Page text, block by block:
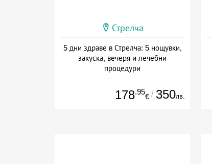
Стрелча
5 дни здраве в Стрелча: 5 нощувки,
закуска, вечеря и лечебни
процедури
178.95
€ / 350лв.